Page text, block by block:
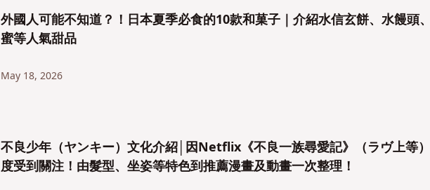
外國人可能不知道？！日本夏季必食的10款和菓子｜介紹水信玄餅、水饅頭
蜜等人氣甜品
May 18, 2026
不良少年（ヤンキー）文化介紹│因Netflix《不良一族尋愛記》（ラヴ上等
度受到關注！由髮型、坐姿等特色到推薦漫畫及動畫一次整理！